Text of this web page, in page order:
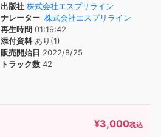
出版社 株式会社エスプリライン
ナレーター 株式会社エスプリライン
再生時間 01:19:42
添付資料あり(1)
販売開始日 2022/8/25
トラック数 42
¥3,000税込